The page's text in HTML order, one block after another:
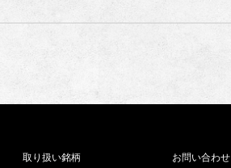
取り扱い銘柄 お問い合わせ